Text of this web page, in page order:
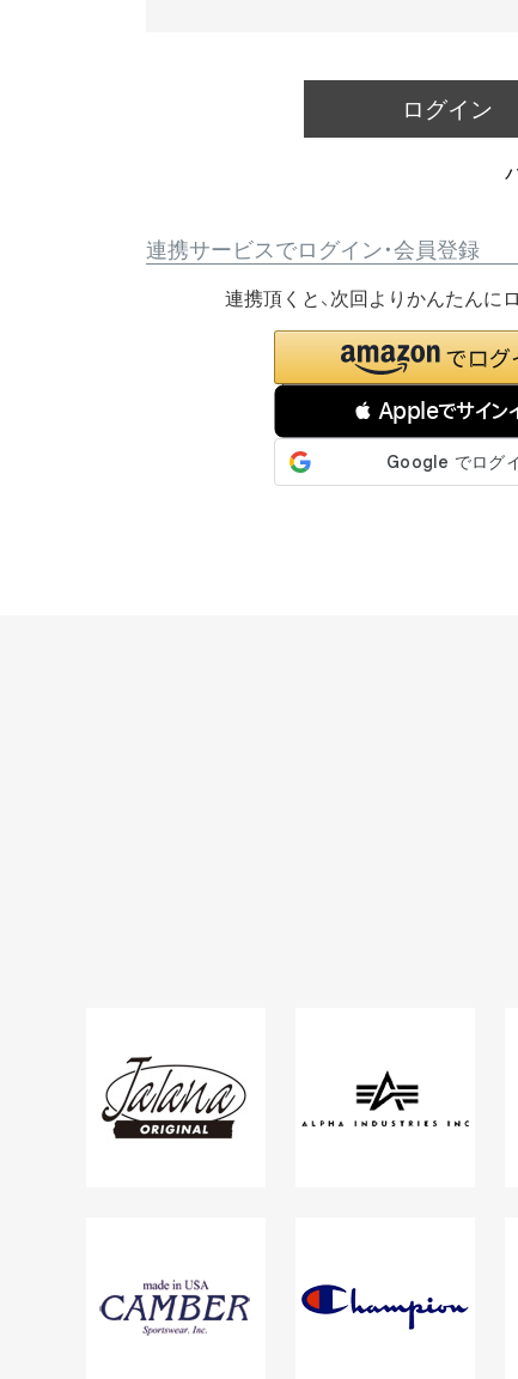
ログイン
連携サービスでログイン・会員登録
 Appleでサイン
連携頂くと、次回よりかんたんに